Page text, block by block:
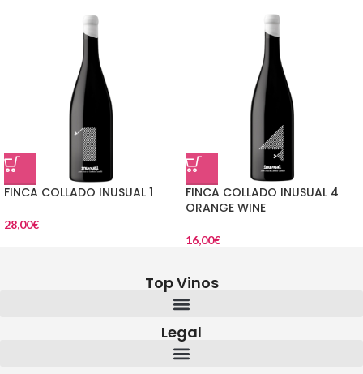
FINCA COLLADO INUSUAL 1
28,00€
FINCA COLLADO INUSUAL 4
ORANGE WINE
16,00€
Top Vinos
Legal